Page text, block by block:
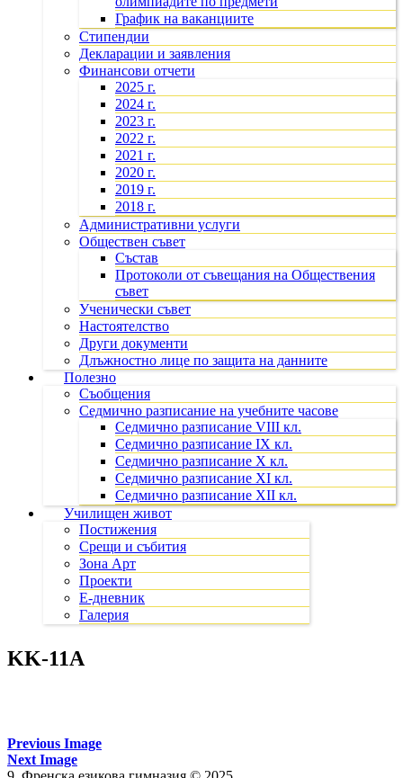
График на ваканциите
Стипендии
Декларации и заявления
Финансови отчети
2025 г.
2024 г.
2023 г.
2022 г.
2021 г.
2020 г.
2019 г.
2018 г.
Административни услуги
Обществен съвет
Състав
Протоколи от съвещания на Обществения
съвет
Ученически съвет
Настоятелство
Други документи
Длъжностно лице по защита на данните
Полезно
Съобщения
Седмично разписание на учебните часове
Седмично разписание VIII кл.
Седмично разписание IX кл.
Седмично разписание X кл.
Седмично разписание XI кл.
Седмично разписание XII кл.
Училищен живот
Постижения
Срещи и събития
Зона Арт
Проекти
Е-дневник
Галерия
KK-11A
Previous Image
Next Image